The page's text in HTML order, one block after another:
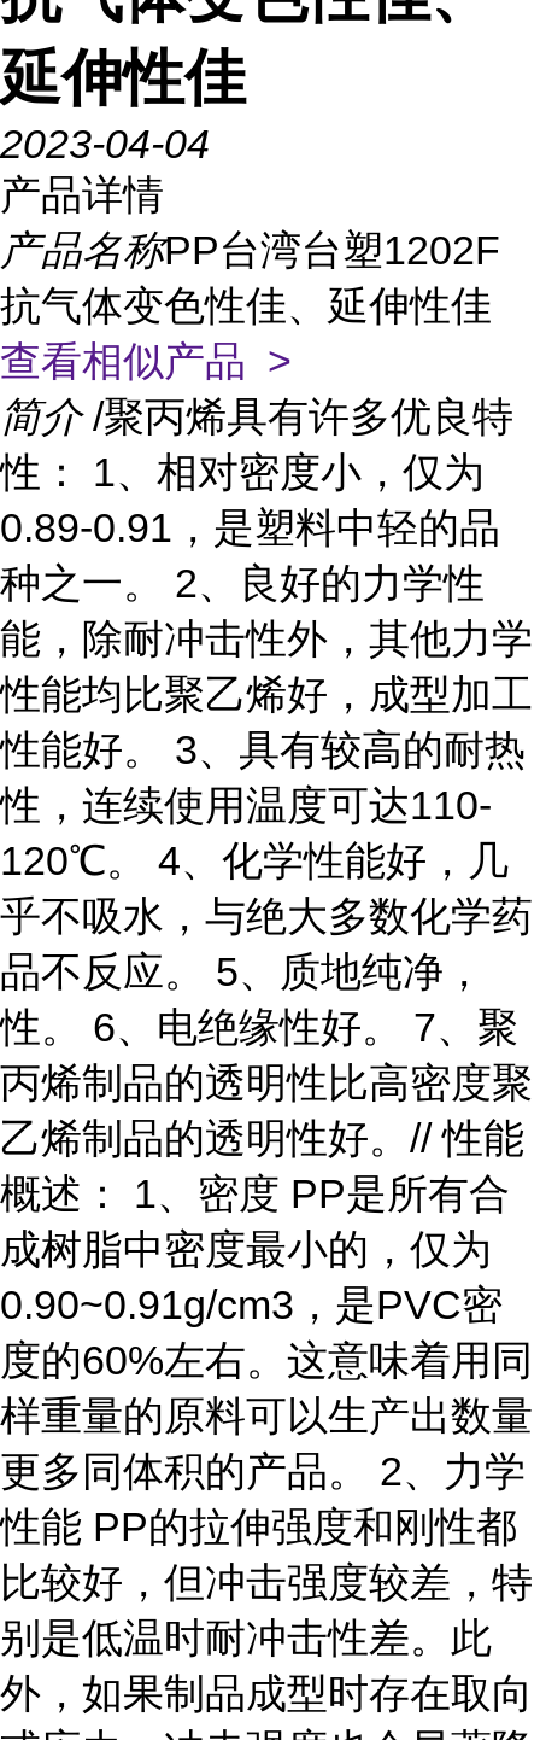
延伸性佳
2023-04-04
产品详情
产品名称PP台湾台塑1202F
抗气体变色性佳、延伸性佳
查看相似产品 >
简介 /聚丙烯具有许多优良特
性： 1、相对密度小，仅为
0.89-0.91，是塑料中轻的品
种之一。 2、良好的力学性
能，除耐冲击性外，其他力学
性能均比聚乙烯好，成型加工
性能好。 3、具有较高的耐热
性，连续使用温度可达110-
120℃。 4、化学性能好，几
乎不吸水，与绝大多数化学药
品不反应。 5、质地纯净，
性。 6、电绝缘性好。 7、聚
丙烯制品的透明性比高密度聚
乙烯制品的透明性好。// 性能
概述： 1、密度 PP是所有合
成树脂中密度最小的，仅为
0.90~0.91g/cm3，是PVC密
度的60%左右。这意味着用同
样重量的原料可以生产出数量
更多同体积的产品。 2、力学
性能 PP的拉伸强度和刚性都
比较好，但冲击强度较差，特
别是低温时耐冲击性差。此
外，如果制品成型时存在取向